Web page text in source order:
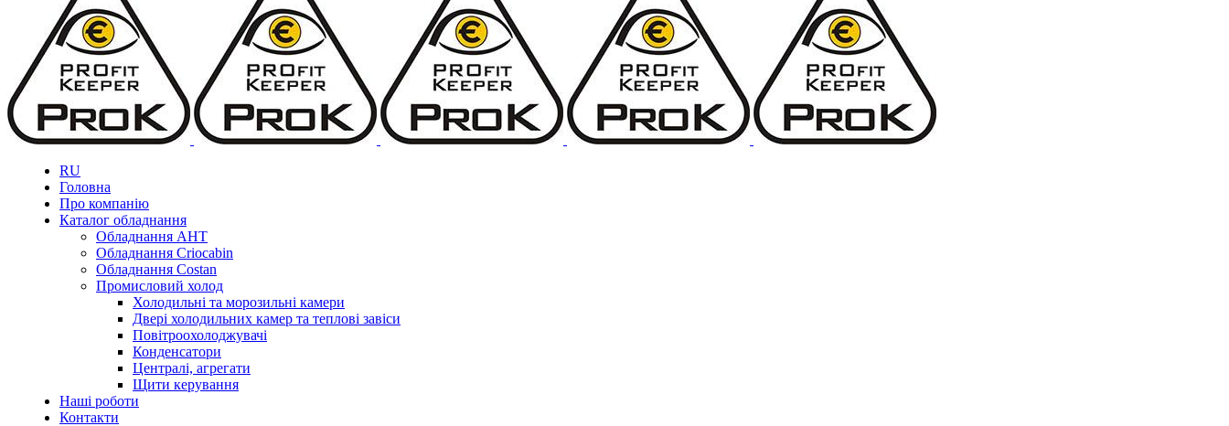
RU
Головна
Про компанію
Каталог обладнання
Обладнання AHT
Обладнання Criocabin
Обладнання Costan
Промисловий холод
Холодильні та морозильні камери
Двері холодильних камер та теплові завіси
Повітроохолоджувачі
Конденсатори
Централі, агрегати
Щити керування
Наші роботи
Контакти